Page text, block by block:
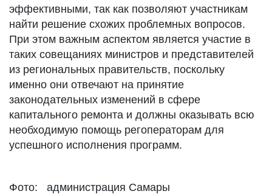
эффективными, так как позволяют участникам
найти решение схожих проблемных вопросов.
При этом важным аспектом является участие в
таких совещаниях министров и представителей
из региональных правительств, поскольку
именно они отвечают на принятие
законодательных изменений в сфере
капитального ремонта и должны оказывать всю
необходимую помощь регоператорам для
успешного исполнения программ.
Фото: администрация Самары